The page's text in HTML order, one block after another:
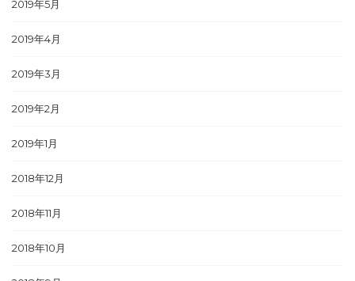
2019年5月
2019年4月
2019年3月
2019年2月
2019年1月
2018年12月
2018年11月
2018年10月